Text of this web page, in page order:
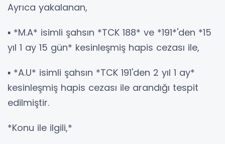
Ayrıca yakalanan,
▪️ *M.A* isimli şahsın *TCK 188* ve *191*'den *15
yıl 1 ay 15 gün* kesinleşmiş hapis cezası ile,
▪️ *A.U* isimli şahsın *TCK 191'den 2 yıl 1 ay*
kesinleşmiş hapis cezası ile arandığı tespit
edilmiştir.
*Konu ile ilgili,*